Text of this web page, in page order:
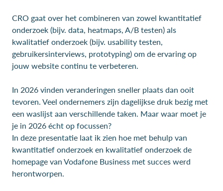
CRO gaat over het combineren van zowel kwantitatief
onderzoek (bijv. data, heatmaps, A/B testen) als
kwalitatief onderzoek (bijv. usability testen,
gebruikersinterviews, prototyping) om de ervaring op
jouw website continu te verbeteren.
In 2026 vinden veranderingen sneller plaats dan ooit
tevoren. Veel ondernemers zijn dagelijkse druk bezig met
een waslijst aan verschillende taken. Maar waar moet je
je in 2026 écht op focussen?
In deze presentatie laat ik zien hoe met behulp van
kwantitatief onderzoek en kwalitatief onderzoek de
homepage van Vodafone Business met succes werd
herontworpen.